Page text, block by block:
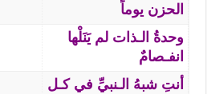
الحزن يوماً
وحدةُ الـذات لم يَنَلْها
انفـصامٌ
أنتِ شبهُ الـنبيِّ في كـل